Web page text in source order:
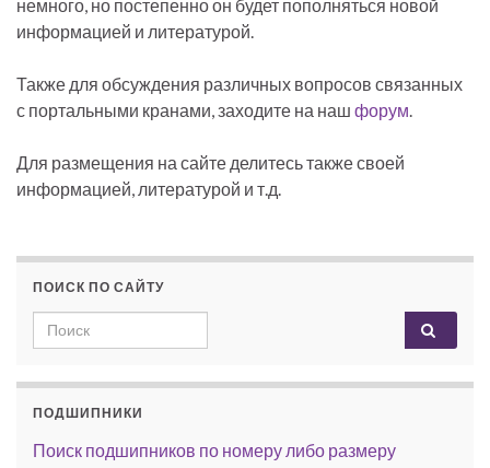
немного, но постепенно он будет пополняться новой
информацией и литературой.
Также для обсуждения различных вопросов связанных
с портальными кранами, заходите на наш форум
Для размещения на сайте делитесь также своей
информацией, литературой и т.д.
ПОИСК ПО САЙТУ
Search for:
ПОДШИПНИКИ
Поиск подшипников по номеру либо размеру